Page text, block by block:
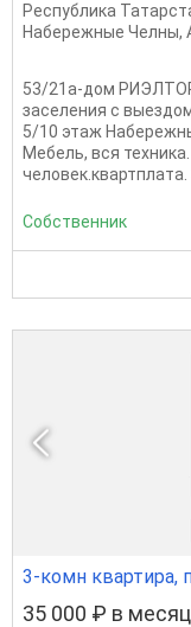
Республика
Набережные Челны,
53/21а-дом
заселения с
5/10 этаж
Мебель, вся
человек.квартплата.
Собственник
3-комн квартира,
35 000 ₽ в месяц